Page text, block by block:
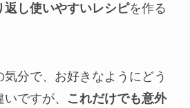
返し使いやすいレシピを作る
分で、お好きなようにどう
ですが、
これだけでも意外